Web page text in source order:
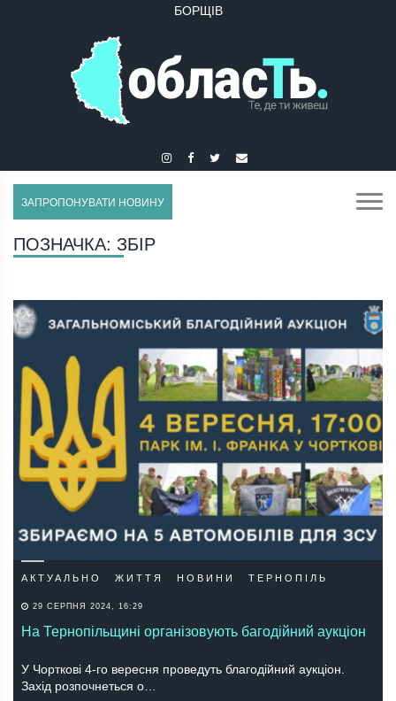
БУЧАЧ
БОРЩІВ
ЗАПРОПОНУВАТИ НОВИНУ
ПОЗНАЧКА: ЗБІР
АКТУАЛЬНО ЖИТТЯ НОВИНИ ТЕРНОПІЛЬ
29 СЕРПНЯ 2024, 16:29
На Тернопільщині організовують багодійний аукціон
У Чорткові 4-го вересня проведуть благодійний аукціон.
Захід розпочнеться о…